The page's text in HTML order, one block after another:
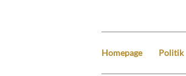
Homepage Politik